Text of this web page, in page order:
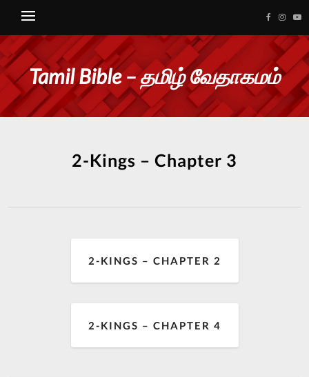
Tamil Bible – தமிழ் வேதாகமம்
2-Kings – Chapter 3
2-KINGS – CHAPTER 2
2-KINGS – CHAPTER 4